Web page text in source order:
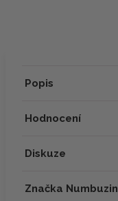
Popis
Hodnocení
Diskuze
Značka Numbuzin